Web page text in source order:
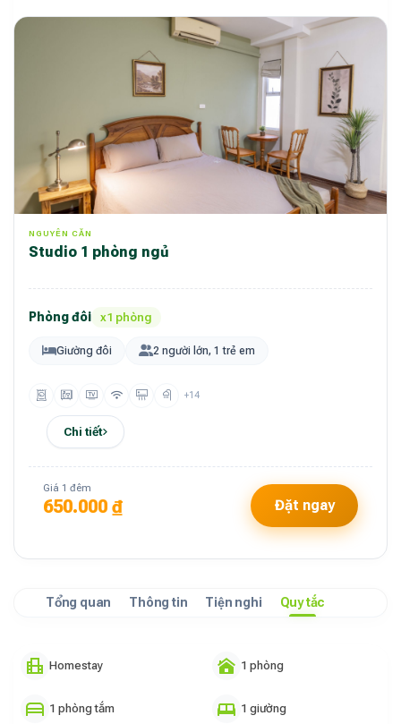
NGUYÊN CĂN
Studio 1 phòng ngủ
Phòng đôi x1 phòng
Giường đôi 2 người lớn, 1 trẻ em
+14
Chi tiết
Giá 1 đêm
650.000 ₫ Đặt ngay
Tổng quan Thông tin Tiện nghi Quy tắc
Homestay 1 phòng
1 phòng tắm 1 giường